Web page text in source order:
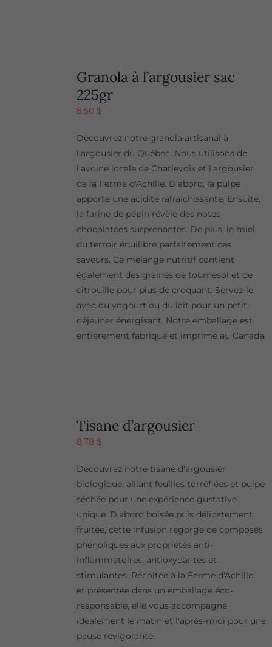
Granola à l’argousier sac
225gr
8,50 $
Découvrez notre granola artisanal à
l'argousier du Québec. Nous utilisons de
l'avoine locale de Charlevoix et l'argousier
de la Ferme d'Achille. D'abord, la pulpe
apporte une acidité rafraîchissante. Ensuite,
la farine de pépin révèle des notes
chocolatées surprenantes. De plus, le miel
du terroir équilibre parfaitement ces
saveurs. Ce mélange nutritif contient
également des graines de tournesol et de
citrouille pour plus de croquant. Servez-le
avec du yogourt ou du lait pour un petit-
déjeuner énergisant. Notre emballage est
entièrement fabriqué et imprimé au Canada.
Tisane d’argousier
8,78 $
Découvrez notre tisane d'argousier
biologique, alliant feuilles torréfiées et pulpe
séchée pour une expérience gustative
unique. D'abord boisée puis délicatement
fruitée, cette infusion regorge de composés
phénoliques aux propriétés anti-
inflammatoires, antioxydantes et
stimulantes. Récoltée à la Ferme d'Achille
et présentée dans un emballage éco-
responsable, elle vous accompagne
idéalement le matin et l'après-midi pour une
pause revigorante.